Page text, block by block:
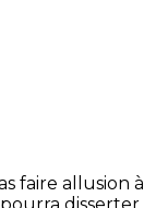
faire allusion à